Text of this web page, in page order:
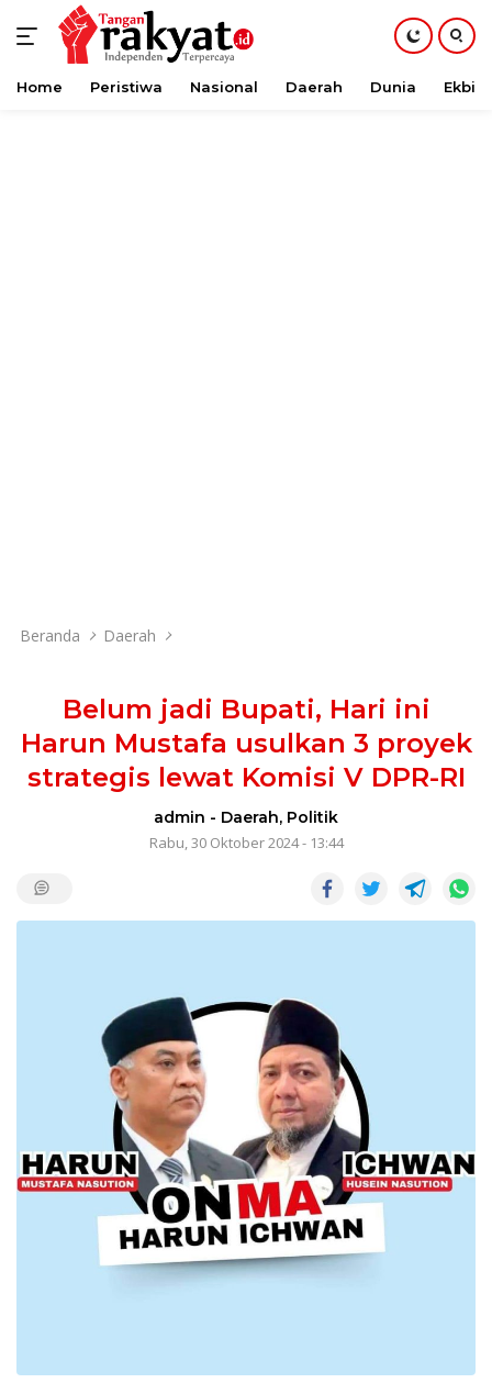
Langsung
Home Peristiwa Nasional Daerah Dunia Ekbis
Beranda Daerah
Belum jadi Bupati, Hari ini
Harun Mustafa usulkan 3 proyek
strategis lewat Komisi V DPR-RI
admin - Daerah, Politik
Rabu, 30 Oktober 2024 - 13:44